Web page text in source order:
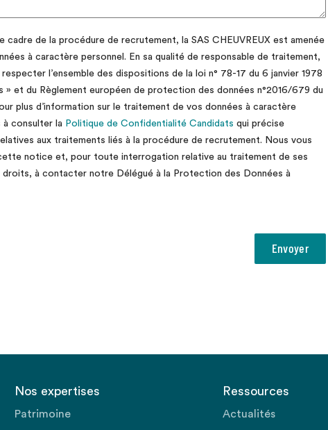
cadre de la procédure de recrutement, la SAS CHEUVREUX est amenée
à caractère personnel. En sa qualité de responsable de traitement,
respecter l’ensemble des dispositions de la loi n° 78-17 du 6 janvier 1978
et du Règlement européen de protection des données n°2016/679 du
plus d’information sur le traitement de vos données à caractère
à consulter la Politique de Confidentialité Candidats qui précise
aux traitements liés à la procédure de recrutement. Nous vous
notice et, pour toute interrogation relative au traitement de ses
droits, à contacter notre Délégué à la Protection des Données à
Nos expertises
Patrimoine
Ressources
Actualités